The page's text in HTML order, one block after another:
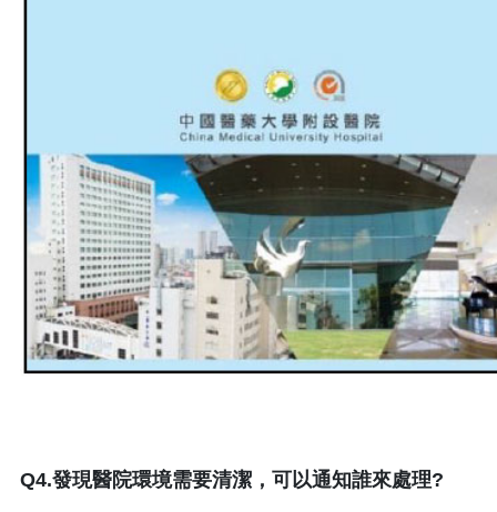
Q4.發現醫院環境需要清潔，可以通知誰來處理?